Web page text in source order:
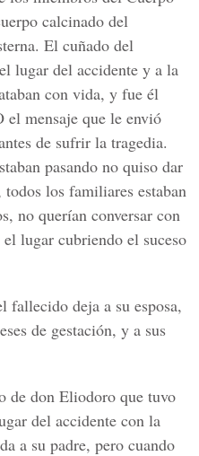
calcinado del
El cuñado del
lugar del accidente y a la
con vida, y fue él
mensaje que le envió
de sufrir la tragedia.
pasando no quiso dar
los familiares estaban
no querían conversar con
lugar cubriendo el suceso
fallecido deja a su esposa,
de gestación, y a sus
de don Eliodoro que tuvo
del accidente con la
a su padre, pero cuando